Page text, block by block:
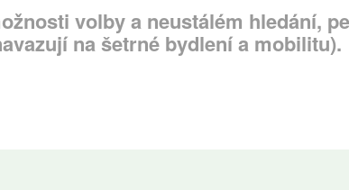
volby a neustálém hledání,
na šetrné bydlení a mobilitu).